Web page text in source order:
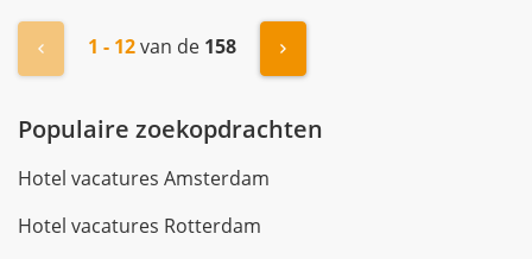
« Vorige1 - 12van de 158 Volgende »
Populaire zoekopdrachten
Hotel vacatures Amsterdam
Hotel vacatures Rotterdam